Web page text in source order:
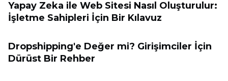
Yapay Zeka ile Web Sitesi Nasıl Oluşturulur:
İşletme Sahipleri İçin Bir Kılavuz
Dropshipping'e Değer mi? Girişimciler İçin
Dürüst Bir Rehber